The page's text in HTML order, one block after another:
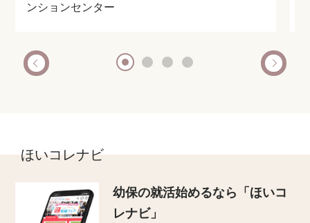
ンションセンター
ほいコレナビ
幼保の就活始めるなら 「ほいコ
レナビ」